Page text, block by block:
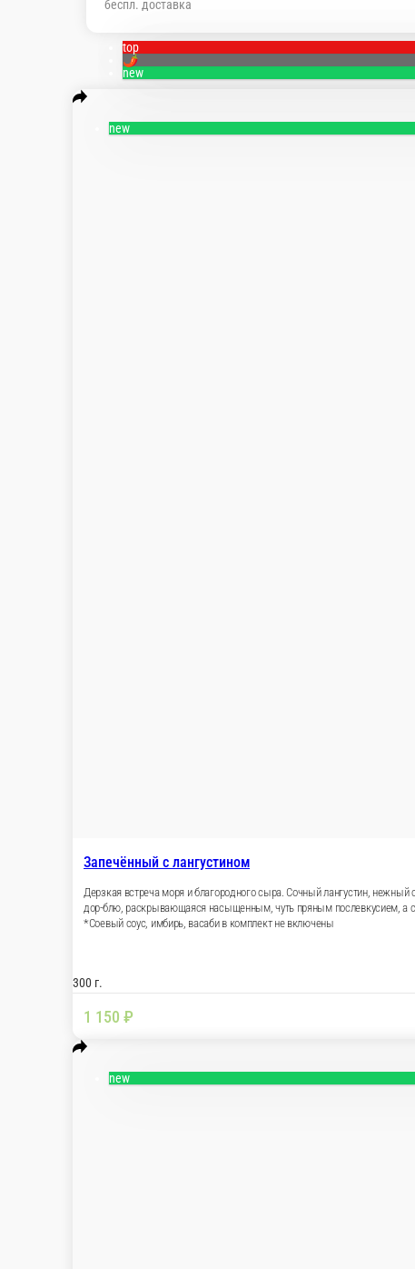
беспл. доставка
top
🌶️
new
new
Запечённый с лангустином
Дерзкая встреча моря и благородного сыра.
тобико, которая искрится на свету. Сверху —
чили соус добавляет финальный игривый
300 г.
1 150 ₽